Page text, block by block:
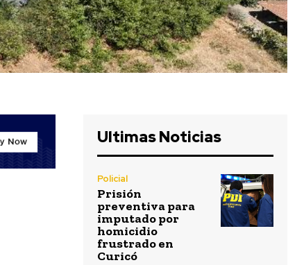
Ultimas Noticias
Policial
Prisión
preventiva para
imputado por
homicidio
frustrado en
Curicó